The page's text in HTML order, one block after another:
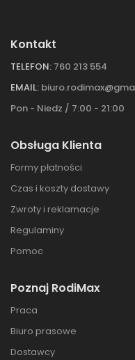
Kontakt
TELEFON: 760 213 554
EMAIL:
Pon - Niedz / 7:00 - 21:00
Obsługa Klienta
Formy płatności
Czas i koszty dostawy
Zwroty i reklamacje
Regulaminy
Pomoc
Poznaj RodiMax
Praca
Biuro prasowe
Dostawcy